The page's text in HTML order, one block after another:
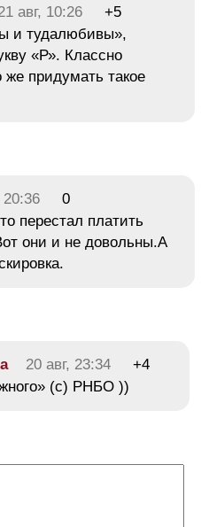
авг, 10:26
+5
и тудалюбивы»,
«Р». Классно
же придумать такое
20:36
0
перестал платить
они и не довольны.А
20 авг, 23:34
+4
(с) РНБО ))